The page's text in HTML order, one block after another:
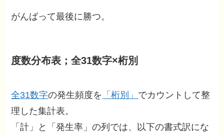
がんばって最後に勝つ。
度数分布表；全31数字×桁別
全31数字の発生頻度を 「桁別」 でカウントして整
理した集計表。
「計」と「発生率」の列では、以下の書式訳にな